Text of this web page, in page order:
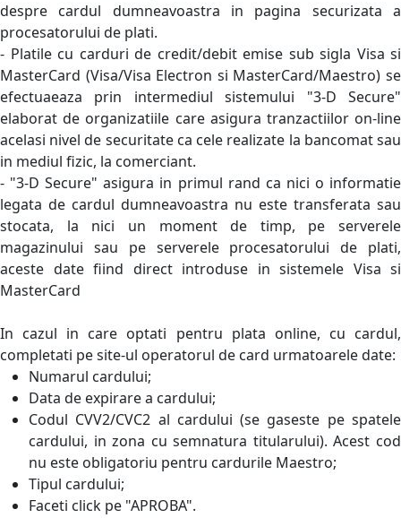
despre cardul dumneavoastra in pagina securizata a
procesatorului de plati.
- Platile cu carduri de credit/debit emise sub sigla Visa si
MasterCard (Visa/Visa Electron si MasterCard/Maestro) se
efectuaeaza prin intermediul sistemului "3-D Secure"
elaborat de organizatiile care asigura tranzactiilor on-line
acelasi nivel de securitate ca cele realizate la bancomat sau
in mediul fizic, la comerciant.
- "3-D Secure" asigura in primul rand ca nici o informatie
legata de cardul dumneavoastra nu este transferata sau
stocata, la nici un moment de timp, pe serverele
magazinului sau pe serverele procesatorului de plati,
aceste date fiind direct introduse in sistemele Visa si
MasterCard
In cazul in care optati pentru plata online, cu cardul,
completati pe site-ul operatorul de card urmatoarele date:
Numarul cardului;
Data de expirare a cardului;
Codul CVV2/CVC2 al cardului (se gaseste pe spatele
cardului, in zona cu semnatura titularului). Acest cod
nu este obligatoriu pentru cardurile Maestro;
Tipul cardului;
Faceti click pe "APROBA".